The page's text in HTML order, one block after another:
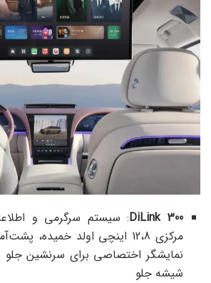
DiLink 300: سیستم سرگرمی و
شیشه جلو